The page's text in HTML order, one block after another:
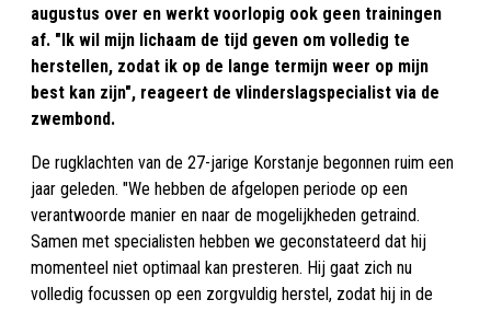
augustus over en werkt voorlopig ook geen trainingen
af. "Ik wil mijn lichaam de tijd geven om volledig te
herstellen, zodat ik op de lange termijn weer op mijn
best kan zijn", reageert de vlinderslagspecialist via de
zwembond.
De rugklachten van de 27-jarige Korstanje begonnen ruim een
jaar geleden. "We hebben de afgelopen periode op een
verantwoorde manier en naar de mogelijkheden getraind.
Samen met specialisten hebben we geconstateerd dat hij
momenteel niet optimaal kan presteren. Hij gaat zich nu
volledig focussen op een zorgvuldig herstel, zodat hij in de